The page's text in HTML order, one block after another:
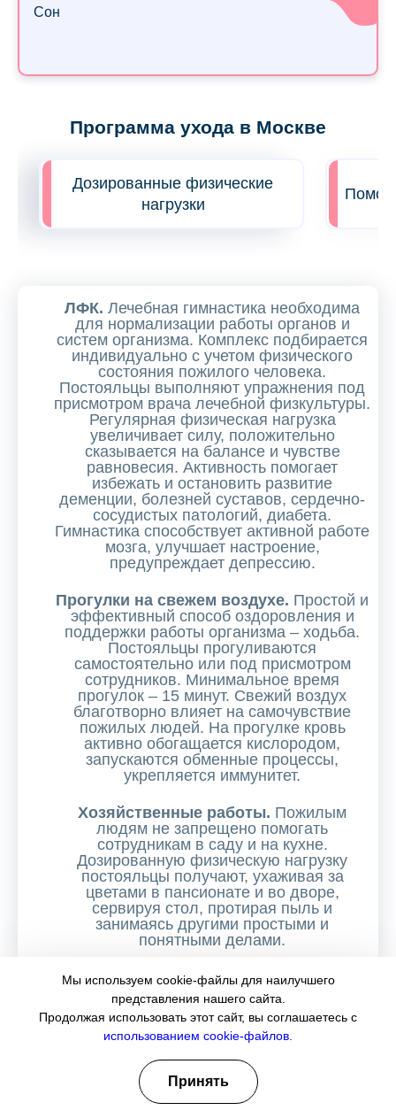
Сон
Программа ухода в Москве
Дозированные физические
нагрузки
ЛФК. Лечебная гимнастика необходима
для нормализации работы органов и
систем организма. Комплекс подбирается
индивидуально с учетом физического
состояния пожилого человека.
Постояльцы выполняют упражнения под
присмотром врача лечебной физкультуры.
Регулярная физическая нагрузка
увеличивает силу, положительно
сказывается на балансе и чувстве
равновесия. Активность помогает
избежать и остановить развитие
деменции, болезней суставов, сердечно-
сосудистых патологий, диабета.
Гимнастика способствует активной работе
мозга, улучшает настроение,
предупреждает депрессию.
Прогулки на свежем воздухе. Простой и
эффективный способ оздоровления и
поддержки работы организма – ходьба.
Постояльцы прогуливаются
самостоятельно или под присмотром
сотрудников. Минимальное время
прогулок – 15 минут. Свежий воздух
благотворно влияет на самочувствие
пожилых людей. На прогулке кровь
активно обогащается кислородом,
запускаются обменные процессы,
укрепляется иммунитет.
Хозяйственные работы. Пожилым
людям не запрещено помогать
сотрудникам в саду и на кухне.
Дозированную физическую нагрузку
постояльцы получают, ухаживая за
цветами в пансионате и во дворе,
сервируя стол, протирая пыль и
занимаясь другими простыми и
понятными делами.
Запишитесь на бесплатную
Мы используем cookie-файлы для наилучшего
представления нашего сайта.
Продолжая использовать этот сайт, вы соглашаетесь с
использованием cookie-файлов.
Принять